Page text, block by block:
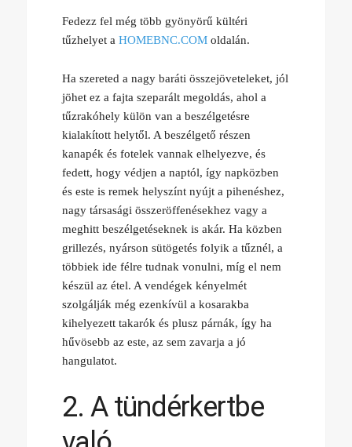
Fedezz fel még több gyönyörű kültéri
tűzhelyet a HOMEBNC.COMoldalán.
Ha szereted a nagy baráti összejöveteleket, jól
jöhet ez a fajta szeparált megoldás, ahol a
tűzrakóhely külön van a beszélgetésre
kialakított helytől. A beszélgető részen
kanapék és fotelek vannak elhelyezve, és
fedett, hogy védjen a naptól, így napközben
és este is remek helyszínt nyújt a pihenéshez,
nagy társasági összeröffenésekhez vagy a
meghitt beszélgetéseknek is akár. Ha közben
grillezés, nyárson sütögetés folyik a tűznél, a
többiek ide félre tudnak vonulni, míg el nem
készül az étel. A vendégek kényelmét
szolgálják még ezenkívül a kosarakba
kihelyezett takarók és plusz párnák, így ha
hűvösebb az este, az sem zavarja a jó
hangulatot.
2. A tündérkertbe